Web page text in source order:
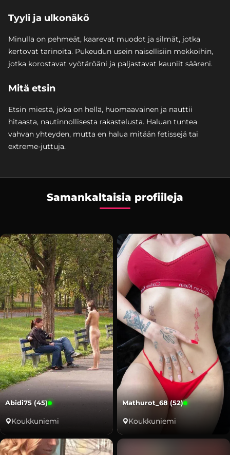
Tyyli ja ulkonäkö
Minulla on pehmeät, kaarevat muodot ja silmät, jotka
kertovat tarinoita. Pukeudun usein naisellisiin mekkoihin,
jotka korostavat vyötäröäni ja paljastavat kauniit sääreni.
Mitä etsin
Etsin miestä, joka on hellä, huomaavainen ja nauttii
hitaasta, nautinnollisesta rakastelusta. Haluan tuntea
vahvan yhteyden, mutta en halua mitään fetissejä tai
extreme-juttuja.
Samankaltaisia profiileja
Abidi75 (45)
Koukkuniemi
Mathurot_68 (52)
Koukkuniemi